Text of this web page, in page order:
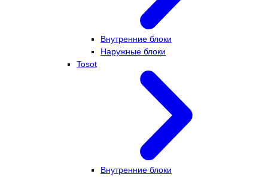
Внутренние блоки
Наружные блоки
Tosot
Внутренние блоки